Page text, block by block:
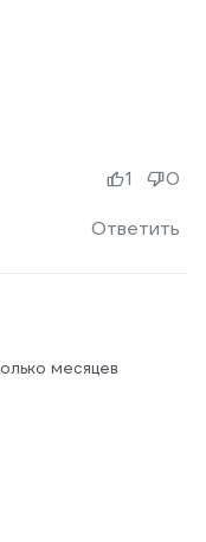
Ответить
1 0
месяцев